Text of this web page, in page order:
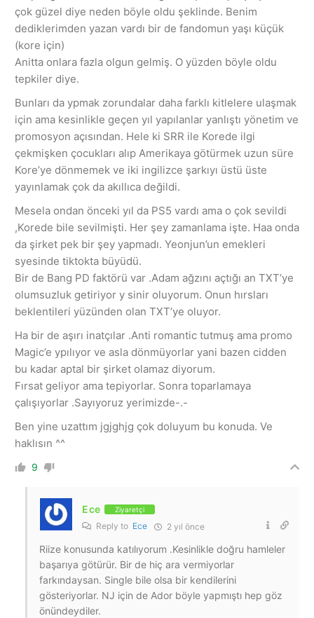
çok güzel diye neden böyle oldu şeklinde. Benim
dediklerimden yazan vardı bir de fandomun yaşı küçük
(kore için)
Anitta onlara fazla olgun gelmiş. O yüzden böyle oldu
tepkiler diye.
Bunları da ypmak zorundalar daha farklı kitlelere ulaşmak
için ama kesinlikle geçen yıl yapılanlar yanlıştı yönetim ve
promosyon açısından. Hele ki SRR ile Korede ilgi
çekmişken çocukları alıp Amerikaya götürmek uzun süre
Kore’ye dönmemek ve iki ingilizce şarkıyı üstü üste
yayınlamak çok da akıllıca değildi.
Mesela ondan önceki yıl da PS5 vardı ama o çok sevildi
,Korede bile sevilmişti. Her şey zamanlama işte. Haa onda
da şirket pek bir şey yapmadı. Yeonjun’un emekleri
syesinde tiktokta büyüdü.
Bir de Bang PD faktörü var .Adam ağzını açtığı an TXT’ye
olumsuzluk getiriyor y sinir oluyorum. Onun hırsları
beklentileri yüzünden olan TXT’ye oluyor.
Ha bir de aşırı inatçılar .Anti romantic tutmuş ama promo
Magic’e ypılıyor ve asla dönmüyorlar yani bazen cidden
bu kadar aptal bir şirket olamaz diyorum.
Fırsat geliyor ama tepiyorlar. Sonra toparlamaya
çalışıyorlar .Sayıyoruz yerimizde-.-
Ben yine uzattım jgjghjg çok doluyum bu konuda. Ve
haklısın ^^
9
Ece Ziyaretçi
Reply to Ece 2 yıl önce
Riize konusunda katılıyorum .Kesinlikle doğru hamleler
başarıya götürür. Bir de hiç ara vermiyorlar
farkındaysan. Single bile olsa bir kendilerini
gösteriyorlar. NJ için de Ador böyle yapmıştı hep göz
önündeydiler.